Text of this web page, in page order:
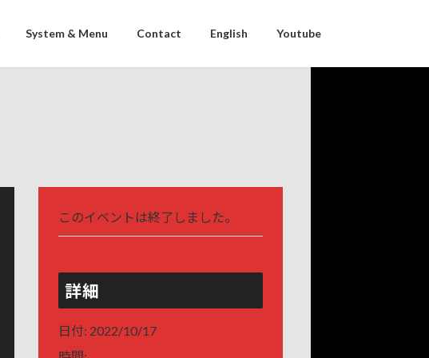
System & Menu Contact English Youtube
このイベントは終了しました。
詳細
日付: 2022/10/17